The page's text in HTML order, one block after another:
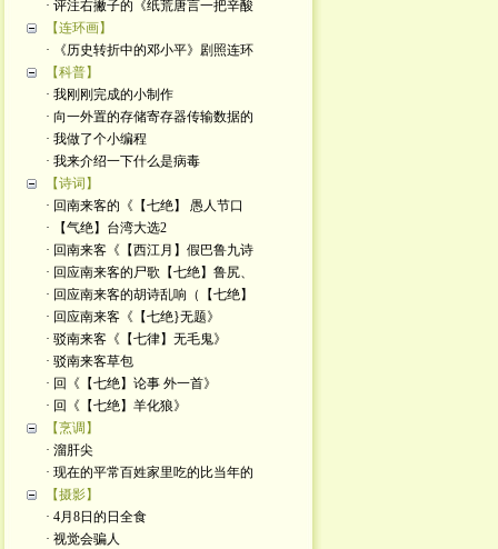
· 评注右撇子的《纸荒唐言一把辛酸
【连环画】
· 《历史转折中的邓小平》剧照连环
【科普】
· 我刚刚完成的小制作
· 向一外置的存储寄存器传输数据的
· 我做了个小编程
· 我来介绍一下什么是病毒
【诗词】
· 回南来客的《【七绝】 愚人节口
· 【气绝】台湾大选2
· 回南来客《【西江月】假巴鲁九诗
· 回应南来客的尸歌【七绝】鲁尻、
· 回应南来客的胡诗乱响（【七绝】
· 回应南来客《【七绝}无题》
· 驳南来客《【七律】无毛鬼》
· 驳南来客草包
· 回《【七绝】论事 外一首》
· 回《【七绝】羊化狼》
【烹调】
· 溜肝尖
· 现在的平常百姓家里吃的比当年的
【摄影】
· 4月8日的日全食
· 视觉会骗人